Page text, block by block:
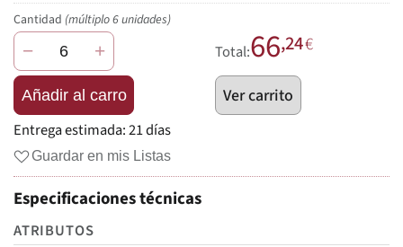
Cantidad (múltiplo 6 unidades)
− +
Añadir al carro
Total:66,24€
Ver carrito
Entrega estimada:21 días
Guardar en mis Listas
Especificaciones técnicas
ATRIBUTOS